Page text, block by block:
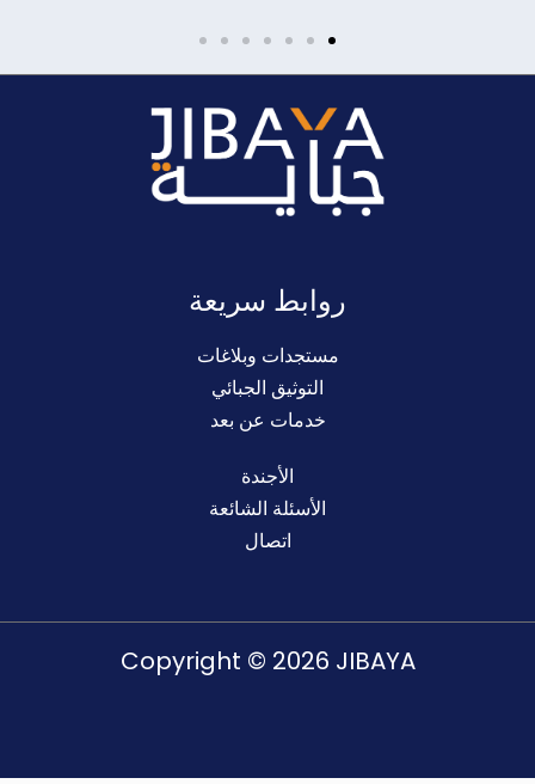
روابط سريعة
مستجدات وبلاغات
التوثيق الجبائي
خدمات عن بعد
الأسئلة الشائعة
Copyright © 2026 JIBAYA